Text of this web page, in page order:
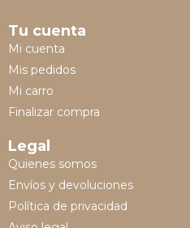
Tu cuenta
Mi cuenta
Mis pedidos
Mi carro
Finalizar compra
Legal
Quienes somos
Envíos y devoluciones
Política de privacidad